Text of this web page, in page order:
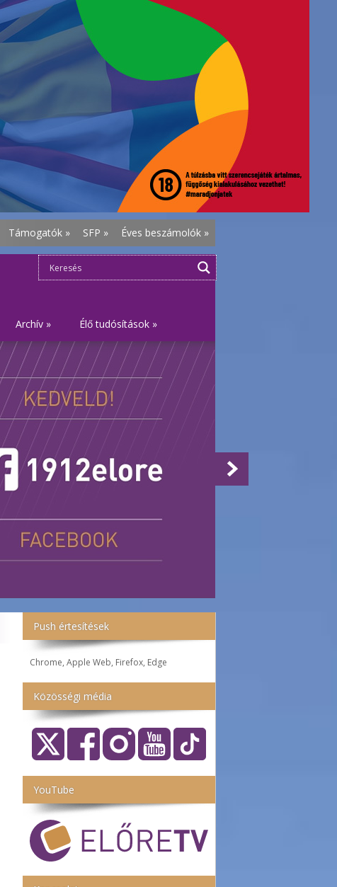
Támogatók » SFP » Éves beszámolók »
Archív » Élő tudósítások »
Push értesítések
Chrome, Apple Web, Firefox, Edge
Közösségi média
YouTube